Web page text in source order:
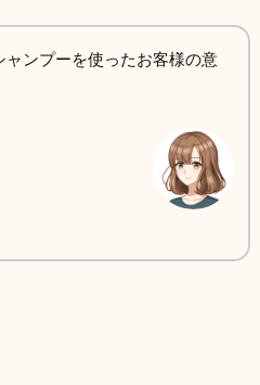
ンプーを使ったお客様の意